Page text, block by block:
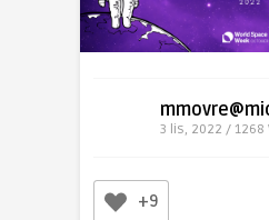
3 lis, 2022 / 1268
+9